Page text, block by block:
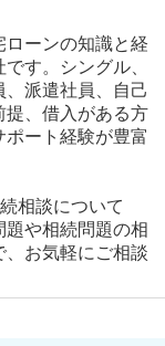
ローンの知識と経
す。シングル、
派遣社員、自己
提、借入がある方
ート経験が豊富
相談について
題や相続問題の相
お気軽にご相談